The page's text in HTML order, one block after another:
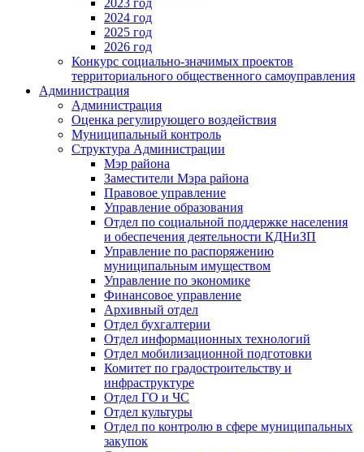
2024 год
2025 год
2026 год
Конкурс социально-значимых проектов
территориального общественного самоуправления
Администрация
Администрация
Оценка регулирующего воздействия
Муниципальный контроль
Структура Администрации
Мэр района
Заместители Мэра района
Правовое управление
Управление образования
Отдел по социальной поддержке населения
и обеспечения деятельности КДНиЗП
Управление по распоряжению
муниципальным имуществом
Управление по экономике
Финансовое управление
Архивный отдел
Отдел бухгалтерии
Отдел информационных технологий
Отдел мобилизационной подготовки
Комитет по градостроительству и
инфраструктуре
Отдел ГО и ЧС
Отдел культуры
Отдел по контролю в сфере муниципальных
закупок